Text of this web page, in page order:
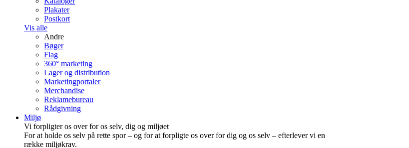
Plakater
Postkort
Vis alle
Andre
Bøger
Flag
360° marketing
Lager og distribution
Marketing­portaler
Merchandise
Reklamebureau
Rådgivning
Miljø
Vi forpligter os over for os selv, dig og miljøet
For at holde os selv på rette spor – og for at forpligte os over for dig og os selv – efterlever vi en
række miljøkrav.